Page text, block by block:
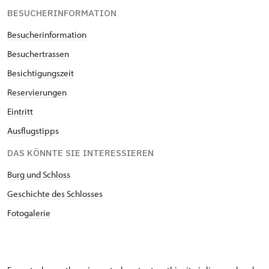
BESUCHERINFORMATION
Besucherinformation
Besuchertrassen
Besichtigungszeit
Reservierungen
Eintritt
Ausflugstipps
DAS KÖNNTE SIE INTERESSIEREN
Burg und Schloss
Geschichte des Schlosses
Fotogalerie